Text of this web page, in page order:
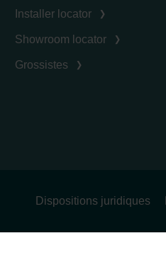
Installer locator
Showroom locator
Grossistes
Dispositions juridiques